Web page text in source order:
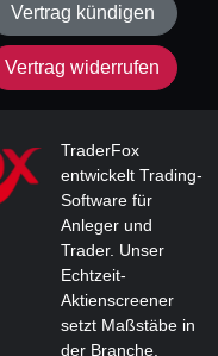
Vertrag kündigen
Vertrag widerrufen
TraderFox
entwickelt Trading-
Software für
Anleger und
Trader. Unser
Echtzeit-
Aktienscreener
setzt Maßstäbe in
der Branche.